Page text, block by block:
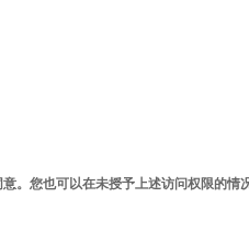
。您也可以在未授予上述访问权限的情